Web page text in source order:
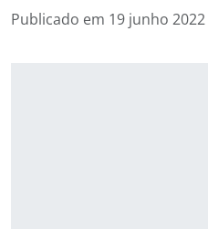
Publicado em 19 junho